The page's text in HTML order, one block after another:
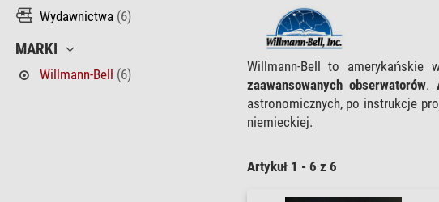
Wydawnictwa (6)
MARKI
Willmann-Bell (6)
Willmann-Bell to amerykańskie
zaawansowanych obserwatorów.
astronomicznych, po instrukcje
niemieckiej.
Artykuł 1 - 6 z 6